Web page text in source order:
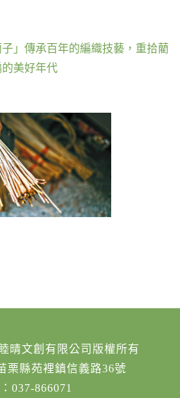
」傳承百年的編織技藝，重拾藺
的美好年代
晴文創有限公司版權所有
栗縣苑裡鎮信義路36號
037-866071